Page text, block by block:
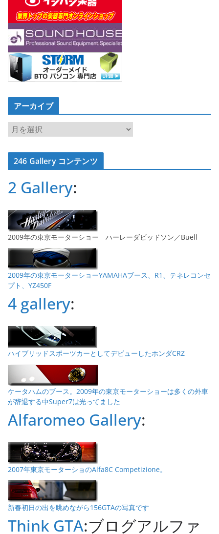
アーカイブ
ア
ー
カ
イ246 Gallery コンテンツ
2 Gallery:
2009年の東京モーターショー ハーレーダビッドソン／Buell
2009年の東京モーターショーYAMAHAブース、R1、テネレコンセ
プト、YZ450F
4 gallery:
ハイブリッドスポーツカーとしてデビューしたホンダCRZ
ケータハムのブース。2009年の東京モーターショーは多くの外車
が辞退する中Super7は光ってました
Alfaromeo Gallery:
2007年東京モーターショのAlfa8C Competizione。
新春初日の出を眺めながら156GTAの写真です
Think GTA:ブログアルファ